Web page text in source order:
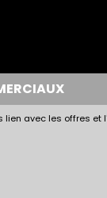
avec les offres